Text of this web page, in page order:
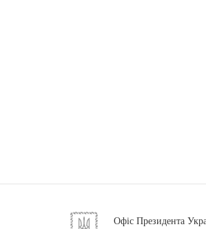
Офіс Президента